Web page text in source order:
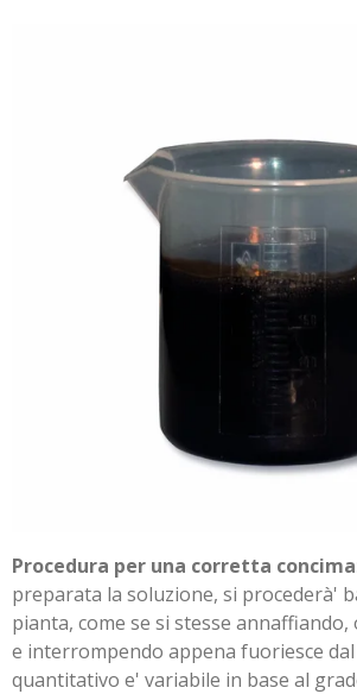
Procedura per una corretta
preparata la soluzione, si procederà'
pianta, come se si stesse
e interrompendo appena fuoriesce
quantitativo e' variabile in base al